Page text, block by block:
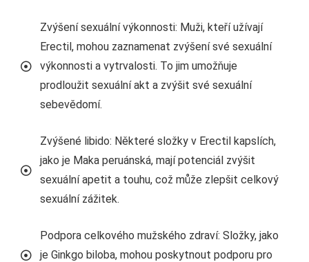
Zvýšení sexuální výkonnosti: Muži, kteří užívají
Erectil, mohou zaznamenat zvýšení své sexuální
výkonnosti a vytrvalosti. To jim umožňuje
prodloužit sexuální akt a zvýšit své sexuální
sebevědomí.
Zvýšené libido: Některé složky v Erectil kapslích,
jako je Maka peruánská, mají potenciál zvýšit
sexuální apetit a touhu, což může zlepšit celkový
sexuální zážitek.
Podpora celkového mužského zdraví: Složky, jako
je Ginkgo biloba, mohou poskytnout podporu pro